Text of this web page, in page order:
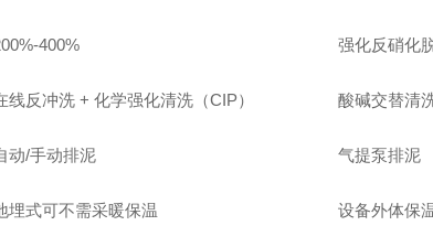
400% 强化反硝化
线反冲洗 + 化学强化清洗（CIP） 酸碱交替清
动/手动排泥 气提泵排泥
埋式可不需采暖保温 设备外体保